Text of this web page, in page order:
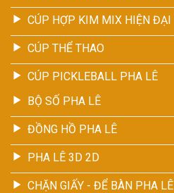
CÚP HỢP KIM MIX HIỆN ĐẠI
CÚP THỂ THAO
CÚP PICKLEBALL PHA LÊ
BỘ SỐ PHA LÊ
ĐỒNG HỒ PHA LÊ
PHA LÊ 3D 2D
CHẶN GIẤY - ĐỂ BÀN PHA LÊ